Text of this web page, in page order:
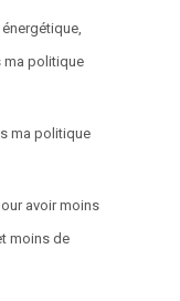
ma politique
ma politique
avoir moins
moins de